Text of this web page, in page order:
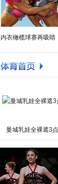
内衣橄榄球赛再吸睛
曼城乳娃全裸遮3点